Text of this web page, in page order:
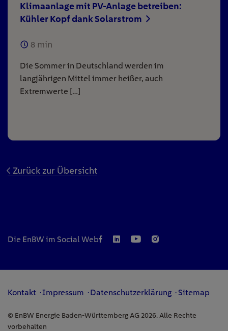
Klimaanlage mit PV-Anlage betreiben:
Kühler Kopf dank Solarstrom
8 min
Die Sommer in Deutschland werden im
langjährigen Mittel immer heißer, auch
Extremwerte […]
Zurück zur Übersicht
Die EnBW im Social Web
Kontakt Impressum Datenschutzerklärung Sitemap
© EnBW Energie Baden-Württemberg AG 2026. Alle Rechte
vorbehalten